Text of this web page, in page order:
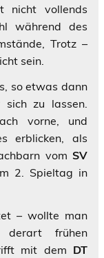
nicht vollends
während des
Trotz –
sein.
so etwas dann
sich zu lassen.
vorne, und
erblicken, als
vom SV
2. Spieltag in
– wollte man
frühen
mit dem DT